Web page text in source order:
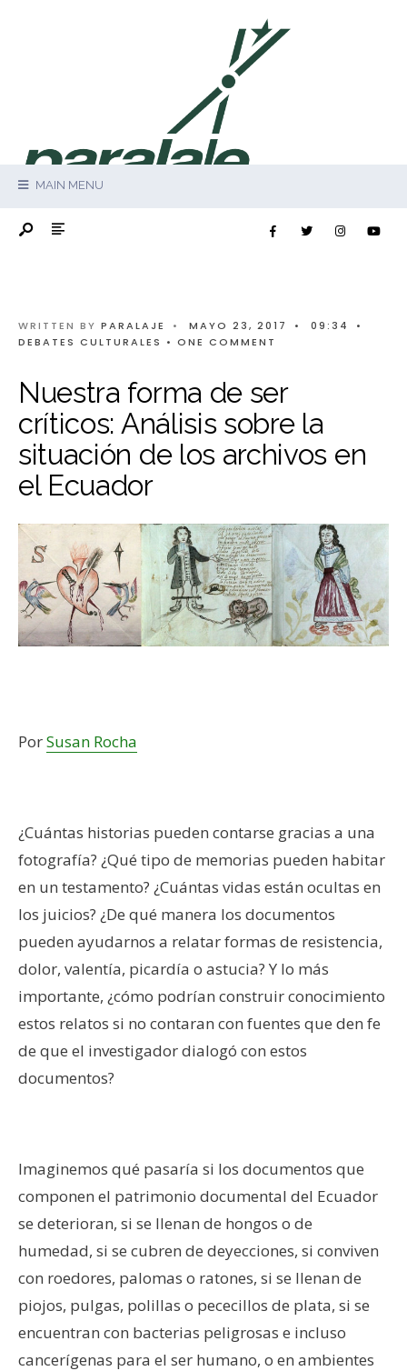
MAIN MENU
WRITTEN BY PARALAJE • MAYO 23, 2017 • 09:34
•
DEBATES CULTURALES • ONE COMMENT
Nuestra forma de ser
críticos: Análisis sobre la
situación de los archivos en
el Ecuador
PorSusan Rocha
¿Cuántas historias pueden contarse gracias a una
fotografía? ¿Qué tipo de memorias pueden habitar
en un testamento? ¿Cuántas vidas están ocultas en
los juicios? ¿De qué manera los documentos
pueden ayudarnos a relatar formas de resistencia,
dolor, valentía, picardía o astucia? Y lo más
importante, ¿cómo podrían construir conocimiento
estos relatos si no contaran con fuentes que den fe
de que el investigador dialogó con estos
documentos?
Imaginemos qué pasaría si los documentos que
componen el patrimonio documental del Ecuador
se deterioran, si se llenan de hongos o de
humedad, si se cubren de deyecciones, si conviven
con roedores, palomas o ratones, si se llenan de
piojos, pulgas, polillas o pececillos de plata, si se
encuentran con bacterias peligrosas e incluso
cancerígenas para el ser humano, o en ambientes